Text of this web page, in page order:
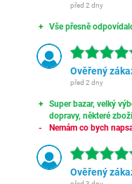
před 2 dny
Vše přesně
Ověřený
před 2 dny
Super bazar, velký
dopravy, některé
Nemám co bych
Ověřený